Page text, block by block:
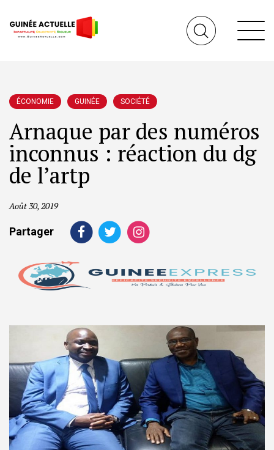
ÉCONOMIE GUINÉE SOCIÉTÉ
Arnaque par des numéros
inconnus : réaction du dg
de l’artp
Août 30, 2019
Partager